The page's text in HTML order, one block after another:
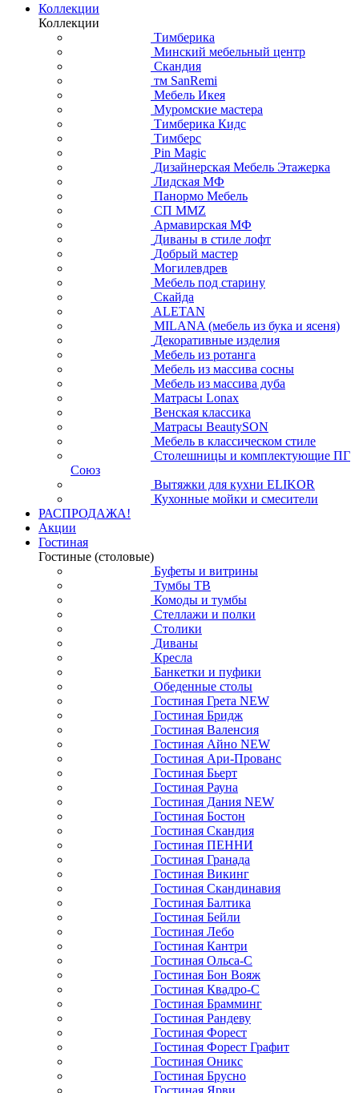
Коллекции
Коллекции
Тимберика
Минский мебельный центр
Скандия
тм SanRemi
Мебель Икея
Муромские мастера
Тимберика Кидс
Тимберс
Pin Magic
Дизайнерская Мебель Этажерка
Лидская МФ
Панормо Мебель
СП ММZ
Армавирская МФ
Диваны в стиле лофт
Добрый мастер
Могилевдрев
Мебель под старину
Скайда
ALETAN
MILANA (мебель из бука и ясеня)
Декоративные изделия
Мебель из ротанга
Мебель из массива сосны
Мебель из массива дуба
Матрасы Lonax
Венская классика
Матрасы BeautySON
Мебель в классическом стиле
Столешницы и комплектующие ПГ
Союз
Вытяжки для кухни ELIKOR
Кухонные мойки и смесители
РАСПРОДАЖА!
Акции
Гостиная
Гостиные (столовые)
Буфеты и витрины
Тумбы ТВ
Комоды и тумбы
Стеллажи и полки
Столики
Диваны
Кресла
Банкетки и пуфики
Обеденные столы
Гостиная Грета NEW
Гостиная Бридж
Гостиная Валенсия
Гостиная Айно NEW
Гостиная Ари-Прованс
Гостиная Бьерт
Гостиная Рауна
Гостиная Дания NEW
Гостиная Бостон
Гостиная Скандия
Гостиная ПЕННИ
Гостиная Гранада
Гостиная Викинг
Гостиная Скандинавия
Гостиная Балтика
Гостиная Бейли
Гостиная Лебо
Гостиная Кантри
Гостиная Ольса-С
Гостиная Бон Вояж
Гостиная Квадро-С
Гостиная Брамминг
Гостиная Рандеву
Гостиная Форест
Гостиная Форест Графит
Гостиная Оникс
Гостиная Брусно
Гостиная Ярви